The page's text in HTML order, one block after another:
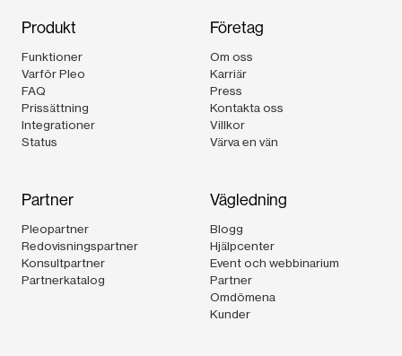
Produkt
Funktioner
Varför Pleo
FAQ
Prissättning
Integrationer
Status
Företag
Om oss
Karriär
Press
Kontakta oss
Villkor
Värva en vän
Partner
Pleopartner
Redovisningspartner
Konsultpartner
Partnerkatalog
Vägledning
Blogg
Hjälpcenter
Event och webbinarium
Partner
Omdömena
Kunder